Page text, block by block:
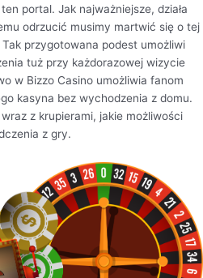
portal. Jak najważniejsze, działa
odrzucić musimy martwić się o tej
przygotowana podest umożliwi
tuż przy każdorazowej wizycie
w Bizzo Casino umożliwia fanom
kasyna bez wychodzenia z domu.
z krupierami, jakie możliwości
z gry.